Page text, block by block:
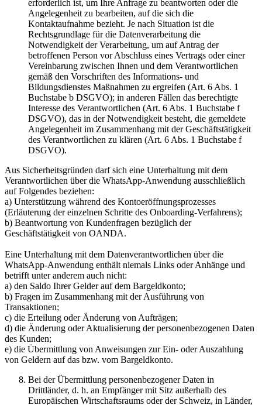
erforderlich ist, um Ihre Anfrage zu beantworten oder die
Angelegenheit zu bearbeiten, auf die sich die
Kontaktaufnahme bezieht. Je nach Situation ist die
Rechtsgrundlage für die Datenverarbeitung die
Notwendigkeit der Verarbeitung, um auf Antrag der
betroffenen Person vor Abschluss eines Vertrags oder einer
Vereinbarung zwischen Ihnen und dem Verantwortlichen
gemäß den Vorschriften des Informations- und
Bildungsdienstes Maßnahmen zu ergreifen (Art. 6 Abs. 1
Buchstabe b DSGVO); in anderen Fällen das berechtigte
Interesse des Verantwortlichen (Art. 6 Abs. 1 Buchstabe f
DSGVO), das in der Notwendigkeit besteht, die gemeldete
Angelegenheit im Zusammenhang mit der Geschäftstätigkeit
des Verantwortlichen zu klären (Art. 6 Abs. 1 Buchstabe f
DSGVO).
Aus Sicherheitsgründen darf sich eine Unterhaltung mit dem
Verantwortlichen über die WhatsApp-Anwendung ausschließlich
auf Folgendes beziehen:
a) Unterstützung während des Kontoeröffnungsprozesses
(Erläuterung der einzelnen Schritte des Onboarding-Verfahrens);
b) Beantwortung von Kundenfragen bezüglich der
Geschäftstätigkeit von OANDA.
Eine Unterhaltung mit dem Datenverantwortlichen über die
WhatsApp-Anwendung enthält niemals Links oder Anhänge und
betrifft unter anderem auch nicht:
a) den Saldo Ihrer Gelder auf dem Bargeldkonto;
b) Fragen im Zusammenhang mit der Ausführung von
Transaktionen;
c) die Erteilung oder Änderung von Aufträgen;
d) die Änderung oder Aktualisierung der personenbezogenen Daten
des Kunden;
e) die Übermittlung von Anweisungen zur Ein- oder Auszahlung
von Geldern auf das bzw. vom Bargeldkonto.
Bei der Übermittlung personenbezogener Daten in
Drittländer, d. h. an Empfänger mit Sitz außerhalb des
Europäischen Wirtschaftsraums oder der Schweiz, in Länder,